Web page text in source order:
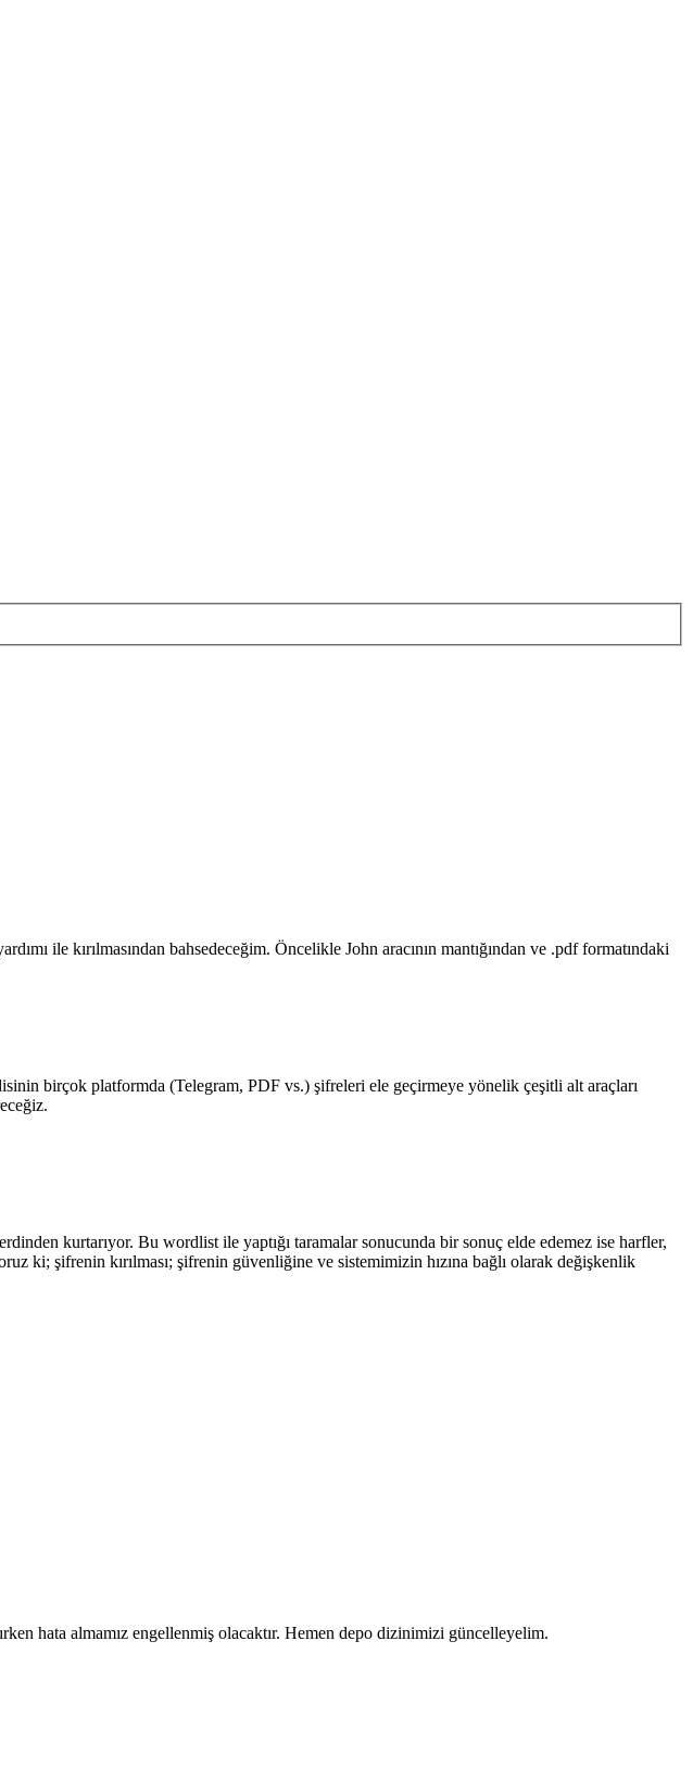
ile kırılmasından bahsedeceğim. Öncelikle John aracının mantığından ve .pdf formatındaki
birçok platformda (Telegram, PDF vs.) şifreleri ele geçirmeye yönelik çeşitli alt araçları
kurtarıyor. Bu wordlist ile yaptığı taramalar sonucunda bir sonuç elde edemez ise harfler,
ki; şifrenin kırılması; şifrenin güvenliğine ve sistemimizin hızına bağlı olarak değişkenlik
hata almamız engellenmiş olacaktır. Hemen depo dizinimizi güncelleyelim.